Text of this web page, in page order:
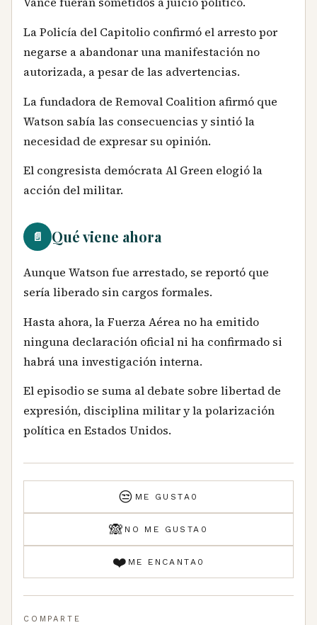
La Policía del Capitolio confirmó el arresto por
negarse a abandonar una manifestación no
autorizada, a pesar de las advertencias.
La fundadora de Removal Coalition afirmó que
Watson sabía las consecuencias y sintió la
necesidad de expresar su opinión.
El congresista demócrata Al Green elogió la
acción del militar.
📄 Qué viene ahora
Aunque Watson fue arrestado, se reportó que
sería liberado sin cargos formales.
Hasta ahora, la Fuerza Aérea no ha emitido
ninguna declaración oficial ni ha confirmado si
habrá una investigación interna.
El episodio se suma al debate sobre libertad de
expresión, disciplina militar y la polarización
política en Estados Unidos.
😒 ME GUSTA 0
🙈 NO ME GUSTA 0
❤️ ME ENCANTA 0
COMPARTE